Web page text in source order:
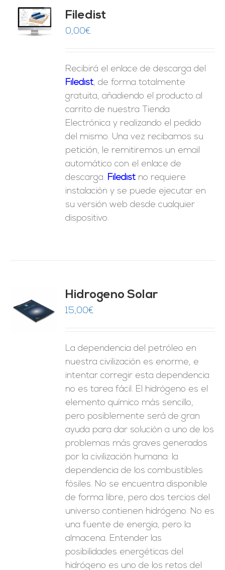
Filedist
0,00€
Recibirá el enlace de descarga del
Filedist, de forma totalmente
gratuita, añadiendo el producto al
carrito de nuestra Tienda
Electrónica y realizando el pedido
del mismo. Una vez recibamos su
petición, le remitiremos un email
automático con el enlace de
descarga. Filedist no requiere
instalación y se puede ejecutar en
su versión web desde cualquier
dispositivo.
Hidrogeno Solar
15,00€
La dependencia del petróleo en
nuestra civilización es enorme, e
intentar corregir esta dependencia
no es tarea fácil. El hidrógeno es el
elemento químico más sencillo,
pero posiblemente será de gran
ayuda para dar solución a uno de los
problemas más graves generados
por la civilización humana: la
dependencia de los combustibles
fósiles. No se encuentra disponible
de forma libre, pero dos tercios del
universo contienen hidrógeno. No es
una fuente de energía, pero la
almacena. Entender las
posibilidades energéticas del
hidrógeno es uno de los retos del